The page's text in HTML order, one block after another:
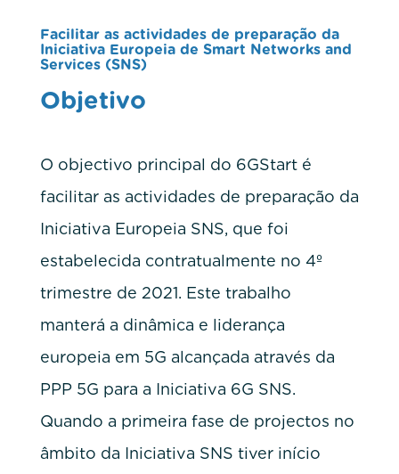
Facilitar as actividades de preparação da
Iniciativa Europeia de Smart Networks and
Services (SNS)
Objetivo
O objectivo principal do 6GStart é
facilitar as actividades de preparação da
Iniciativa Europeia SNS, que foi
estabelecida contratualmente no 4º
trimestre de 2021. Este trabalho
manterá a dinâmica e liderança
europeia em 5G alcançada através da
PPP 5G para a Iniciativa 6G SNS.
Quando a primeira fase de projectos no
âmbito da Iniciativa SNS tiver início